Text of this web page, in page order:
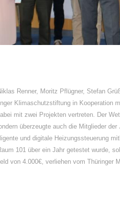
Renner, Moritz Pflügner, Stefan
Klimaschutzstiftung in Kooperation
mit zwei Projekten vertreten. Der
überzeugte auch die Mitglieder
und digitale Heizungssteuerung
101 über ein Jahr getestet wurde,
von 4.000€, verliehen vom Thüringer